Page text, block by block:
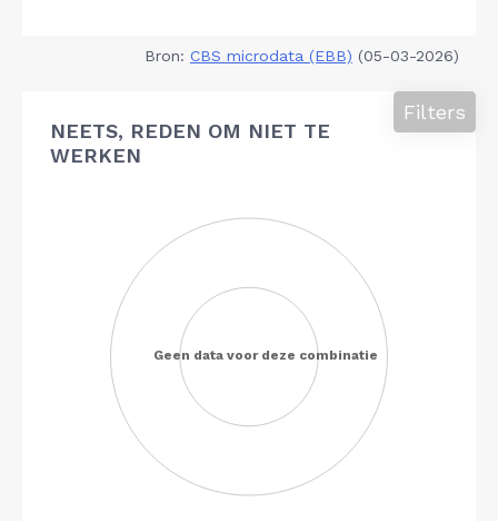
Bron: CBS microdata (EBB) (05-03-2026)
NEETS, REDEN OM NIET TE
WERKEN
Filters